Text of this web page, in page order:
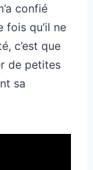
confié
fois qu’il ne
c’est que
de petites
sa